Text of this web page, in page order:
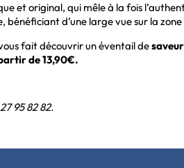
et original, qui mêle à la fois
d’une large vue sur la zone
fait découvrir un éventail de
de 13,90€.
95 82 82.